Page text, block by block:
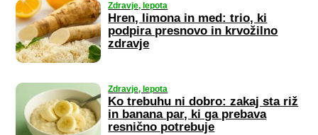
Zdravje, lepota
Hren, limona in med: trio, ki
podpira presnovo in krvožilno
zdravje
Zdravje, lepota
Ko trebuhu ni dobro: zakaj sta riž
in banana par, ki ga prebava
resnično potrebuje